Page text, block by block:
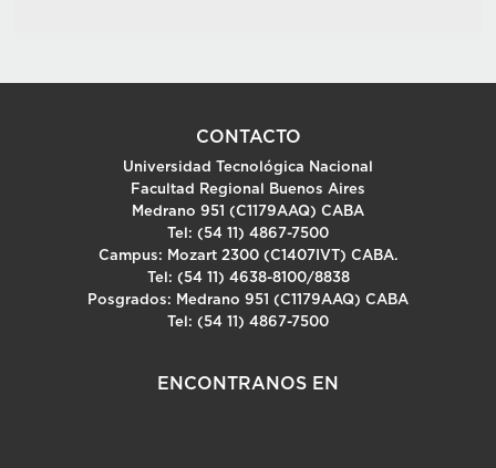
CONTACTO
Universidad Tecnológica Nacional
Facultad Regional Buenos Aires
Medrano 951 (C1179AAQ) CABA
Tel: (54 11) 4867-7500
Campus: Mozart 2300 (C1407IVT) CABA.
Tel: (54 11) 4638-8100/8838
Posgrados: Medrano 951 (C1179AAQ) CABA
Tel: (54 11) 4867-7500
ENCONTRANOS EN